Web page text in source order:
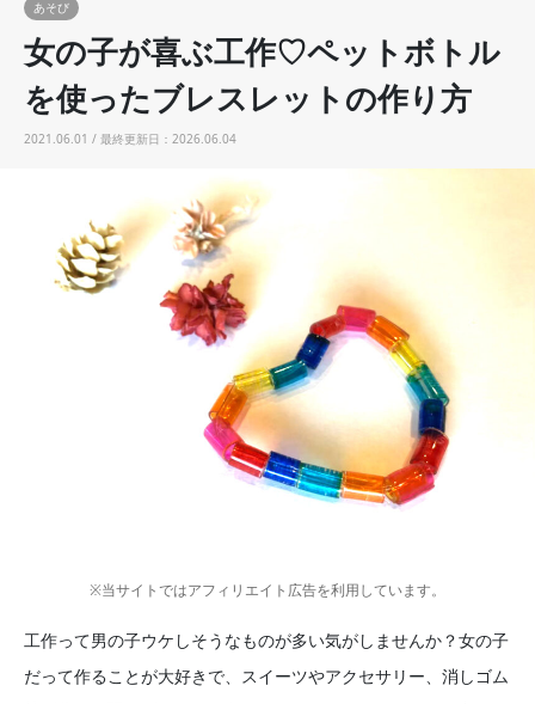
あそび
女の子が喜ぶ工作♡ペットボトル
を使ったブレスレットの作り方
2021.06.01 / 最終更新日：2026.06.04
※当サイトではアフィリエイト広告を利用しています。
工作って男の子ウケしそうなものが多い気がしませんか？女の子
だって作ることが大好きで、スイーツやアクセサリー、消しゴム